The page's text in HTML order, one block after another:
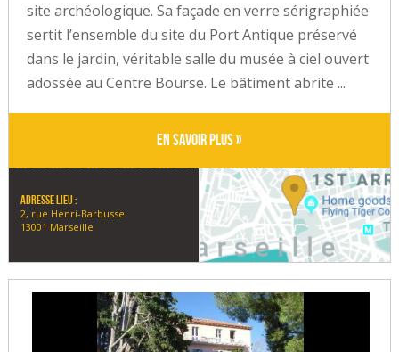
site archéologique. Sa façade en verre sérigraphiée
sertit l’ensemble du site du Port Antique préservé
dans le jardin, véritable salle du musée à ciel ouvert
adossée au Centre Bourse. Le bâtiment abrite ...
En savoir plus »
Adresse lieu :
2, rue Henri-Barbusse
13001 Marseille